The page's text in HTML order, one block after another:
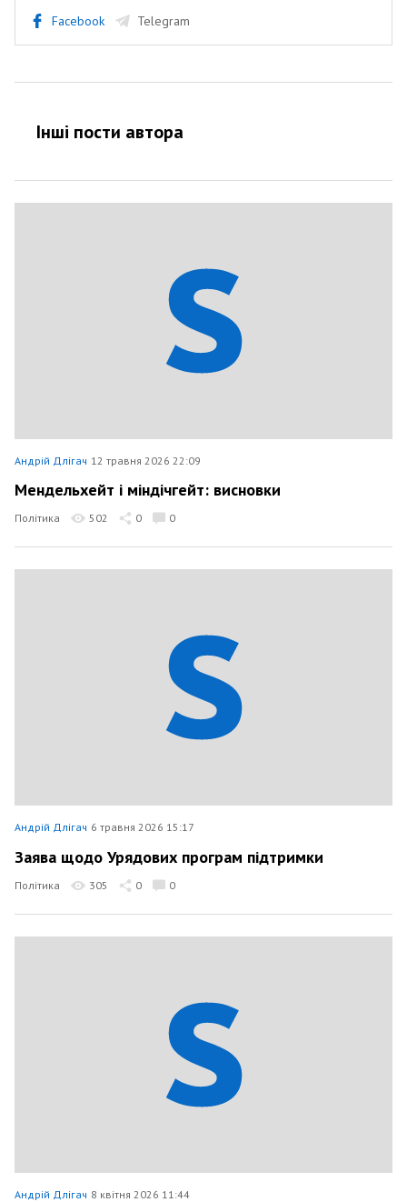
Facebook Telegram
Інші пости автора
Андрій Длігач 12 травня 2026 22:09
Мендельхейт і міндічгейт: висновки
Політика 502 0 0
Андрій Длігач 6 травня 2026 15:17
Заява щодо Урядових програм підтримки
Політика 305 0 0
Андрій Длігач 8 квітня 2026 11:44